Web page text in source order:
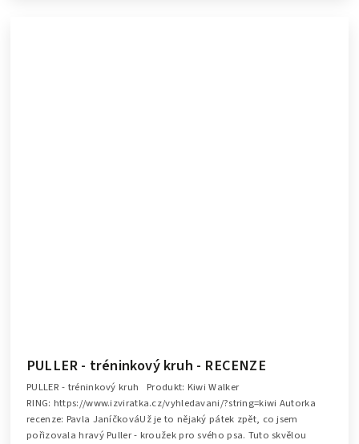
PULLER - tréninkový kruh - RECENZE
PULLER - tréninkový kruh Produkt: Kiwi Walker
RING: https://www.izviratka.cz/vyhledavani/?string=kiwi Autorka
recenze: Pavla JaníčkováUž je to nějaký pátek zpět, co jsem
pořizovala hravý Puller - kroužek pro svého psa. Tuto skvělou